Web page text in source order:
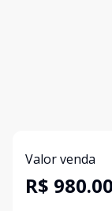
Valor venda
R$